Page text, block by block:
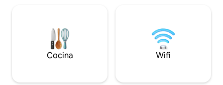
mayor comodidad en el exterior. ¡Paraíso
de colibríes en verano, especialmente
en junio y julio! Cargadores de vehículos
eléctricos de nivel 1 y 2 disponibles
AWD!
la terraza a la
muelle bañado
qué te has
Cocina Wifi